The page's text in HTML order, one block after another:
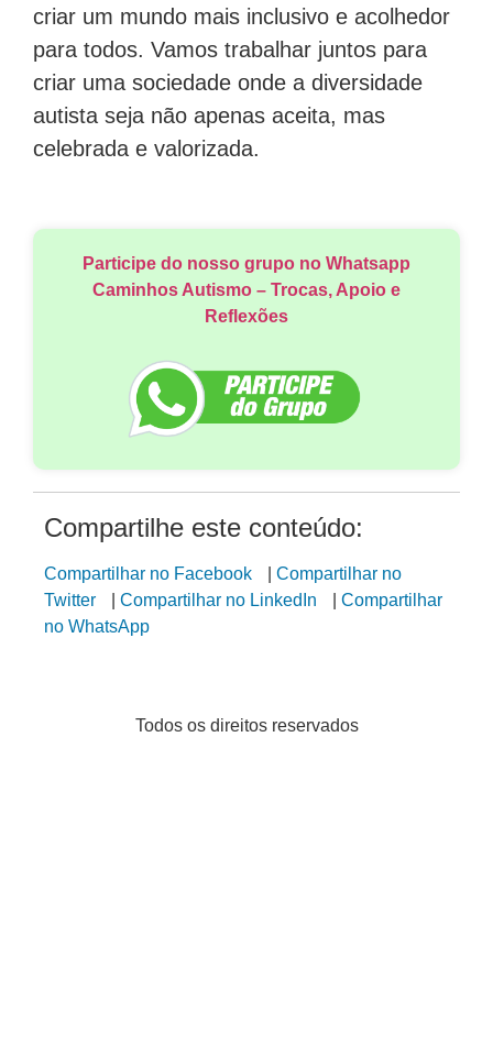
criar um mundo mais inclusivo e acolhedor
para todos. Vamos trabalhar juntos para
criar uma sociedade onde a diversidade
autista seja não apenas aceita, mas
celebrada e valorizada.
Participe do nosso grupo no Whatsapp
Caminhos Autismo – Trocas, Apoio e
Reflexões
Compartilhe este conteúdo:
Compartilhar no Facebook | Compartilhar no
Twitter
| Compartilhar no LinkedIn | Compartilhar
no WhatsApp
Todos os direitos reservados